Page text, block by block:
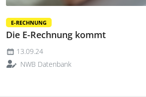
E-RECHNUNG
Die E-Rechnung kommt
13.09.24
NWB Datenbank